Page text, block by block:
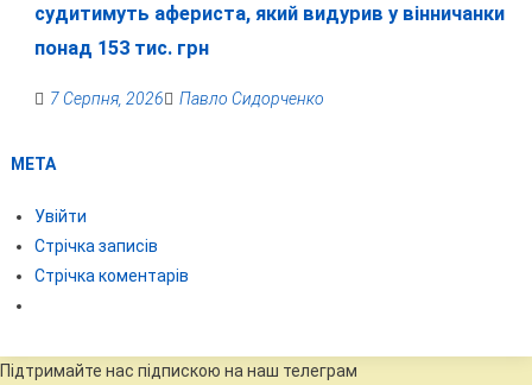
судитимуть афериста, який видурив у вінничанки
понад 153 тис. грн
7 Серпня, 2026 Павло Сидорченко
МЕТА
Увійти
Стрічка записів
Стрічка коментарів
Підтримайте нас підпискою на наш телеграм